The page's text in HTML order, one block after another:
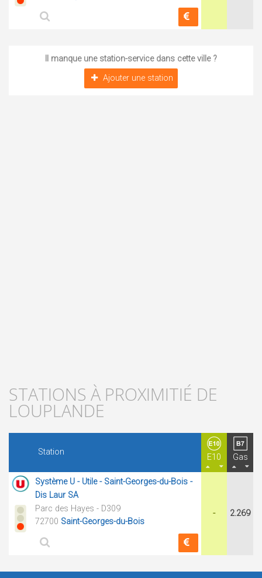
Il manque une station-service dans cette ville ?
Ajouter une station
STATIONS À PROXIMITIÉ DE
LOUPLANDE
Station
E10 Gas
Système U - Utile - Saint-Georges-du-Bois -
Dis Laur SA
Parc des Hayes - D309
72700 Saint-Georges-du-Bois
- 2.269